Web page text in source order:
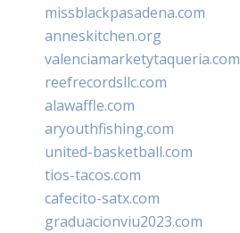
missblackpasadena.com
anneskitchen.org
valenciamarketytaqueria.com
reefrecordsllc.com
alawaffle.com
aryouthfishing.com
united-basketball.com
tios-tacos.com
cafecito-satx.com
graduacionviu2023.com